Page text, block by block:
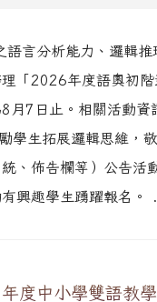
語言分析能力、邏輯
「2026年度語奧初
月7日止。相關活動
學生拓展邏輯思維，
統、佈告欄等）公告
興趣學生踴躍報名。
度中小學雙語教